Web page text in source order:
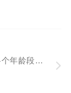
从小学到研究生，专为各个年龄段学生定制